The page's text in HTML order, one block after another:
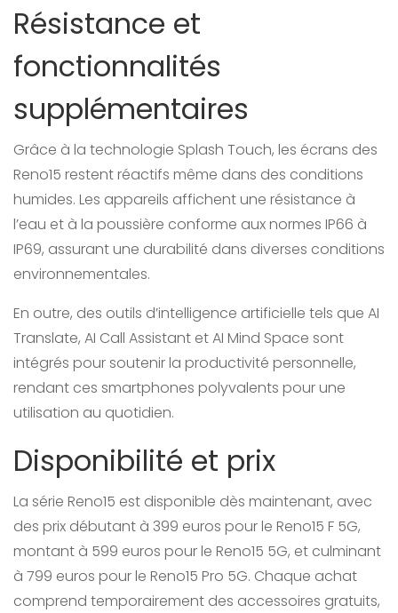
Résistance et
fonctionnalités
supplémentaires
Grâce à la technologie Splash Touch, les écrans des
Reno15 restent réactifs même dans des conditions
humides. Les appareils affichent une résistance à
l’eau et à la poussière conforme aux normes IP66 à
IP69, assurant une durabilité dans diverses conditions
environnementales.
En outre, des outils d’intelligence artificielle tels que AI
Translate, AI Call Assistant et AI Mind Space sont
intégrés pour soutenir la productivité personnelle,
rendant ces smartphones polyvalents pour une
utilisation au quotidien.
Disponibilité et prix
La série Reno15 est disponible dès maintenant, avec
des prix débutant à 399 euros pour le Reno15 F 5G,
montant à 599 euros pour le Reno15 5G, et culminant
à 799 euros pour le Reno15 Pro 5G. Chaque achat
comprend temporairement des accessoires gratuits,